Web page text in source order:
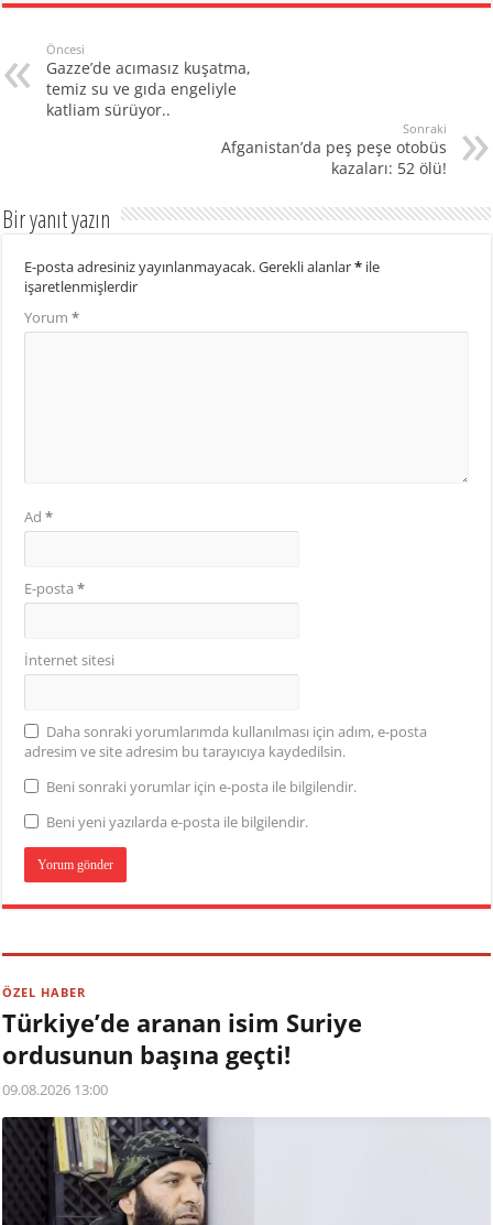
Öncesi
Gazze’de acımasız kuşatma,
temiz su ve gıda engeliyle
katliam sürüyor..
Sonraki
Afganistan’da peş peşe otobüs
kazaları: 52 ölü!
Bir yanıt yazın
E-posta adresiniz yayınlanmayacak.Gerekli alanlar* ile
işaretlenmişlerdir
Yorum*
Ad*
E-posta*
İnternet sitesi
Daha sonraki yorumlarımda kullanılması için adım, e-posta
adresim ve site adresim bu tarayıcıya kaydedilsin.
Beni sonraki yorumlar için e-posta ile bilgilendir.
Beni yeni yazılarda e-posta ile bilgilendir.
ÖZEL HABER
Türkiye’de aranan isim Suriye
ordusunun başına geçti!
09.08.2026 13:00